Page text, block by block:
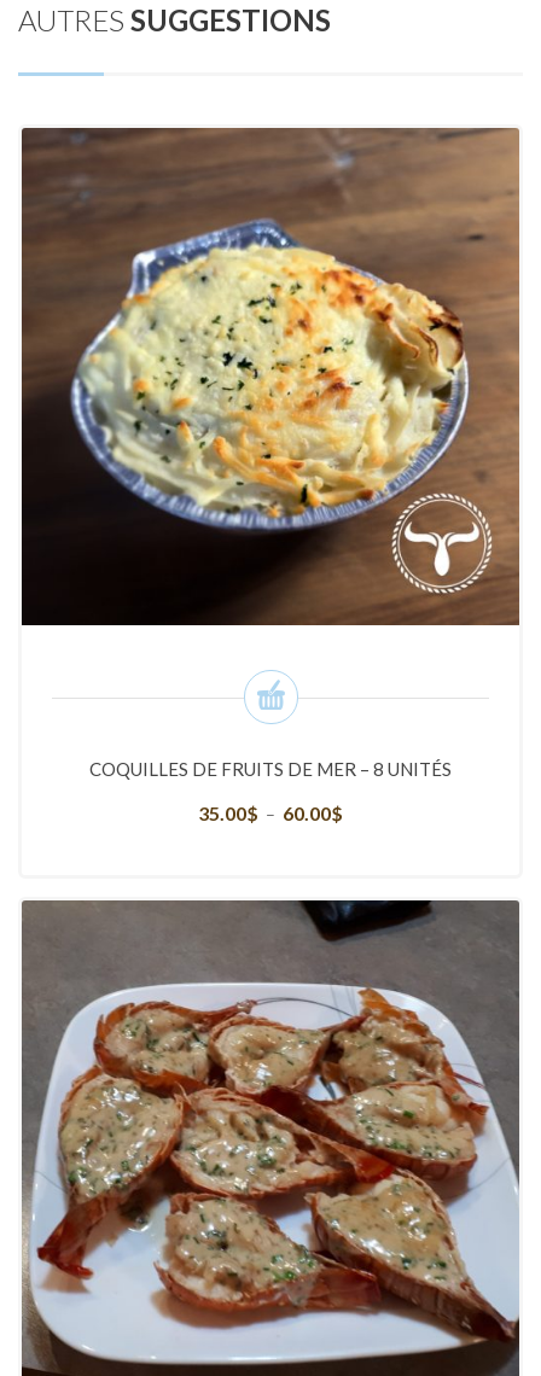
AUTRES SUGGESTIONS
COQUILLES DE FRUITS DE MER – 8 UNITÉS
35.00$ – 60.00$
à
60.00$